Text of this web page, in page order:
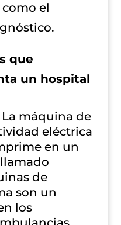
el
que
un hospital
máquina de
eléctrica
en un
de
son un
los